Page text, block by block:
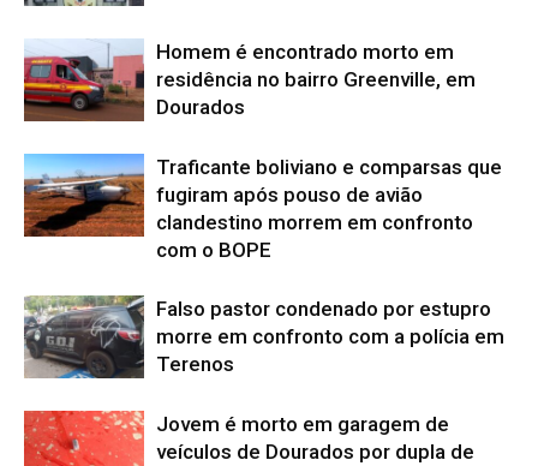
Homem é encontrado morto em
residência no bairro Greenville, em
Dourados
Traficante boliviano e comparsas que
fugiram após pouso de avião
clandestino morrem em confronto
com o BOPE
Falso pastor condenado por estupro
morre em confronto com a polícia em
Terenos
Jovem é morto em garagem de
veículos de Dourados por dupla de